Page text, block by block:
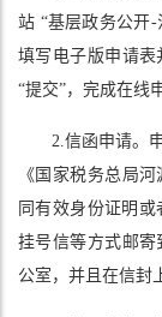
站 “基层政务公开
填写电子版申请
“提交”，完成在线
2.信函申请。
《国家税务总局
同有效身份证明
挂号信等方式邮
公室，并且在信封